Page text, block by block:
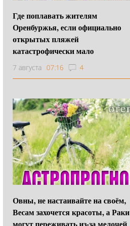
Где поплавать жителям
Оренбуржья, если официально
открытых пляжей
катастрофически мало
7 августа 07:16 4
Овны, не настаивайте на своём,
Весам захочется красоты, а Раки
могут переживать из-за мелочей